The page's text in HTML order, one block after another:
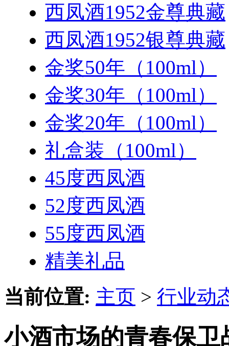
西凤酒1952金尊典藏
西凤酒1952银尊典藏
金奖50年（100ml）
金奖30年（100ml）
金奖20年（100ml）
礼盒装（100ml）
45度西凤酒
52度西凤酒
55度西凤酒
精美礼品
当前位置: 主页 > 行业动
小酒市场的青春保卫